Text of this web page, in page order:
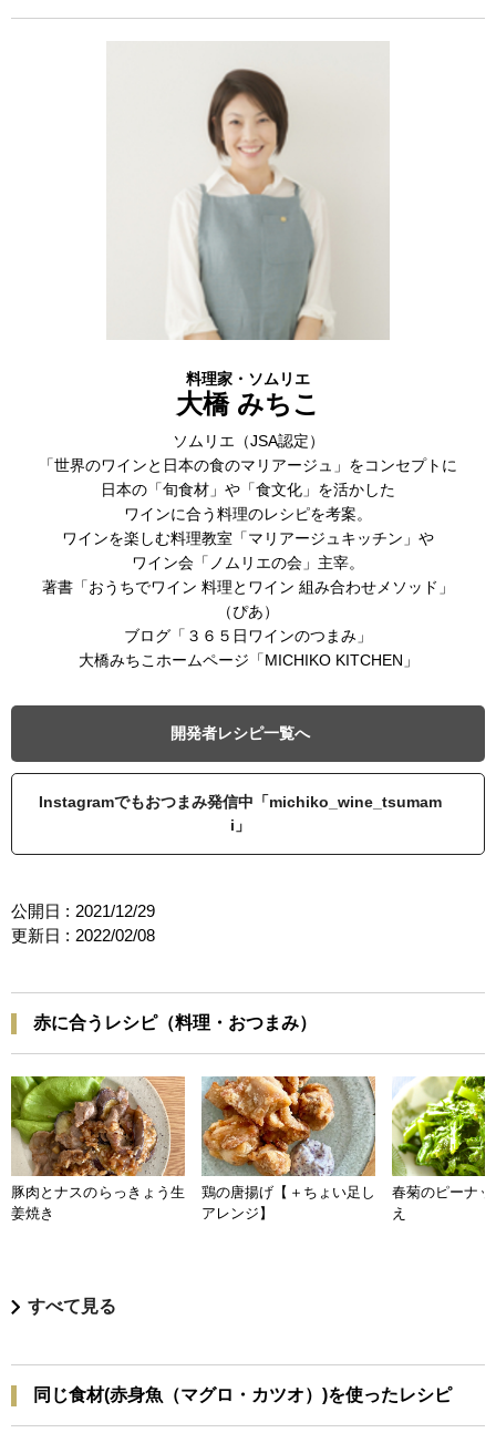
料理家・ソムリエ
大橋 みちこ
ソムリエ（JSA認定）
「世界のワインと日本の食のマリアージュ」をコンセプトに
日本の「旬食材」や「食文化」を活かした
ワインに合う料理のレシピを考案。
ワインを楽しむ料理教室「マリアージュキッチン」や
ワイン会「ノムリエの会」主宰。
著書「おうちでワイン 料理とワイン 組み合わせメソッド」
（ぴあ）
ブログ「３６５日ワインのつまみ」
大橋みちこホームページ「MICHIKO KITCHEN」
開発者レシピ一覧へ
Instagramでもおつまみ発信中「michiko_wine_tsumam
i」
公開日 : 2021/12/29
更新日 : 2022/02/08
赤に合うレシピ（料理・おつまみ）
豚肉とナスのらっきょう生
姜焼き
鶏の唐揚げ【＋ちょい足し
アレンジ】
春菊のピーナ
え
すべて見る
同じ食材(赤身魚（マグロ・カツオ）)を使ったレシピ